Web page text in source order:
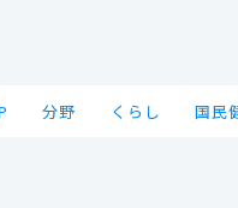
分野 くらし 国民